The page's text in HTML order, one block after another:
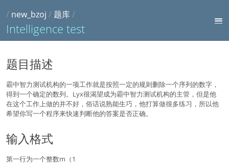
/ new_bzoj / 题库/
Intelligence test
题目描述
霸中智力测试机构的一项工作就是按照一定的规则删除一个序列的数字，
得到一个确定的数列。Lyx很渴望成为霸中智力测试机构的主管，但是他
在这个工作上做的并不好，俗话说熟能生巧，他打算做很多练习，所以他
希望你写一个程序来快速判断他的答案是否正确。
输入格式
第一行为一个整数m（1